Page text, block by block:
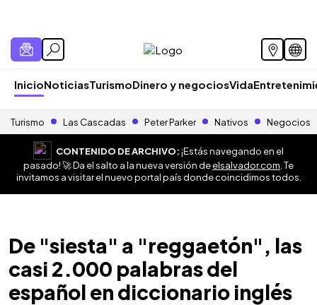
InicioNoticiasTurismoDinero y negociosVida
Turismo Las Cascadas Peter Parker Nativos Negocios
CONTENIDO DE ARCHIVO:¡Estás navegando en el
pasado! 🚀 Da el salto a la nueva versión deelsalvador.com . Te
invitamos a visitar el nuevo portal país donde coincidimos todos.
De "siesta" a "reggaetón", las
casi 2.000 palabras del
español en diccionario inglés